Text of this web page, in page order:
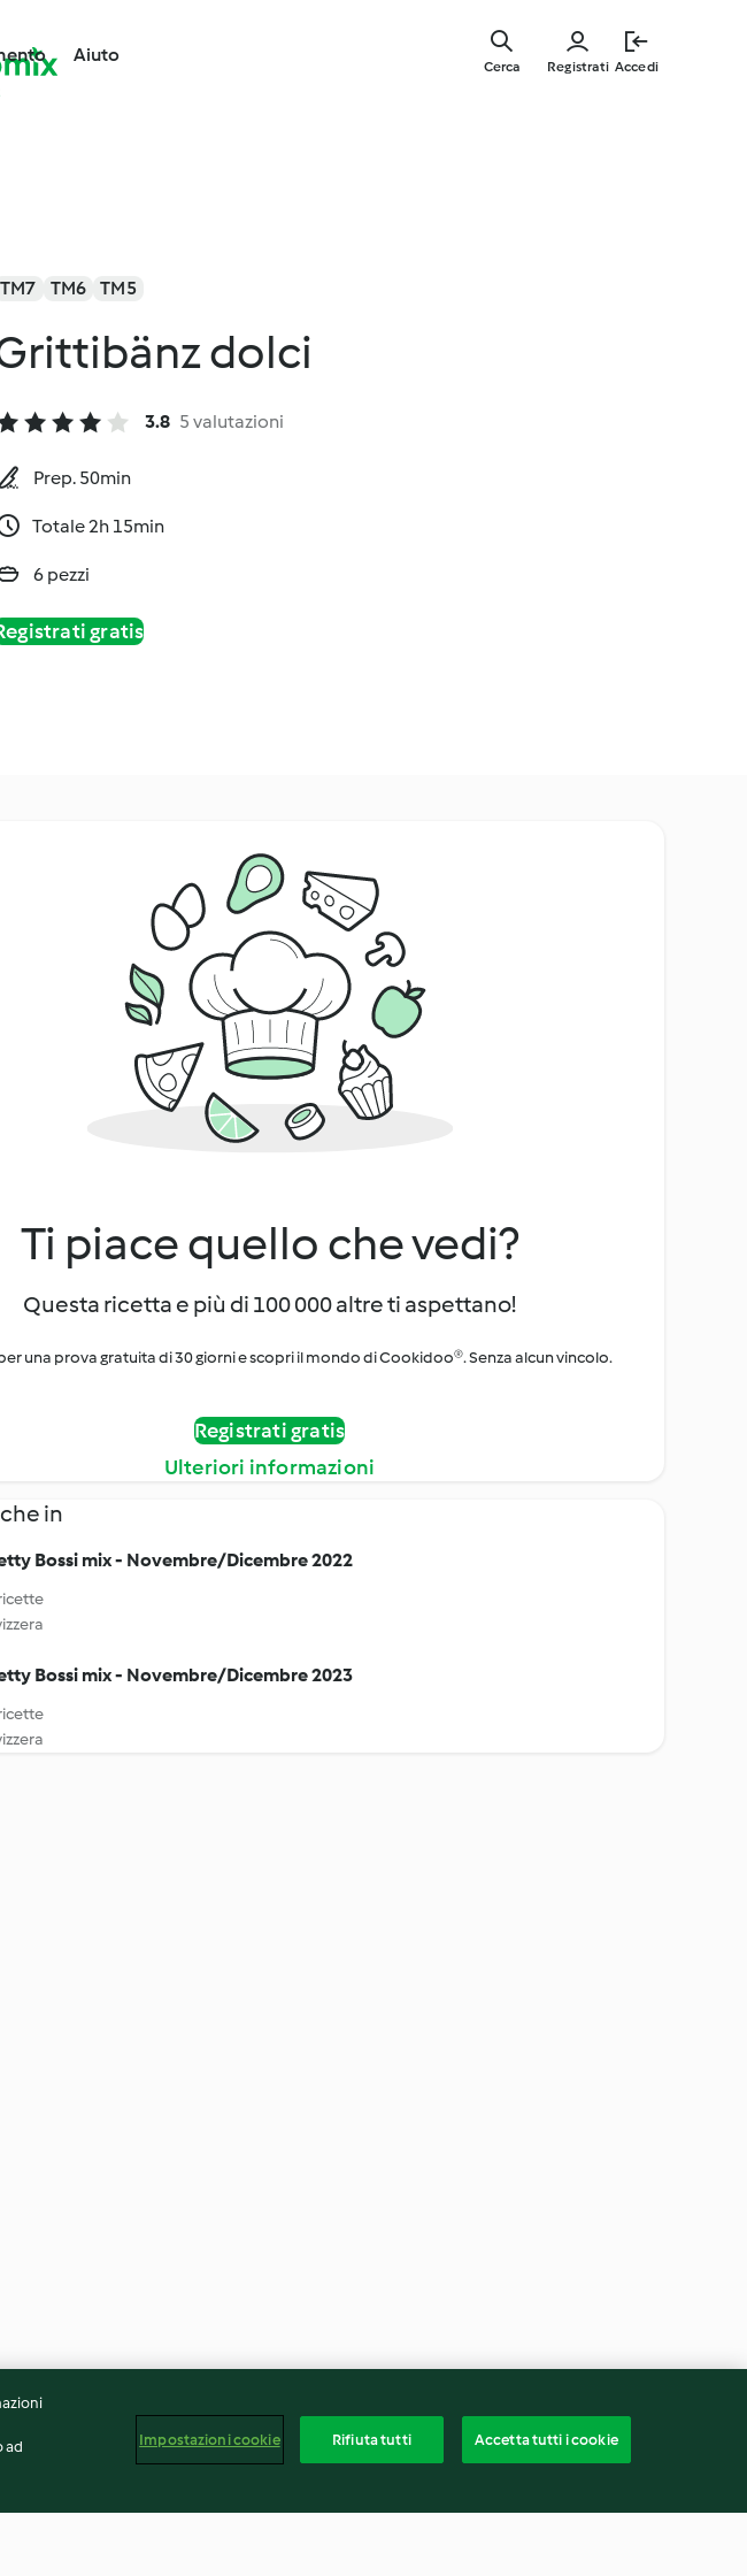
Aiuto
Registrati Accedi
Cerca
TM7 TM6 TM5
dolci
3.8 5 valutazioni
Prep. 50min
Totale 2h 15min
6 pezzi
gratis
Ti piace quello che vedi?
Questa ricetta e più di 100 000 altre ti aspettano!
una prova gratuita di 30 giorni e scopri il mondo di Cookidoo®. Senza alcun vincolo.
Registrati gratis
Ulteriori informazioni
in
Bossi mix - Novembre/Dicembre 2022
Bossi mix - Novembre/Dicembre 2023
ad
Impostazioni cookie Rifiuta tutti Accetta tutti i cookie